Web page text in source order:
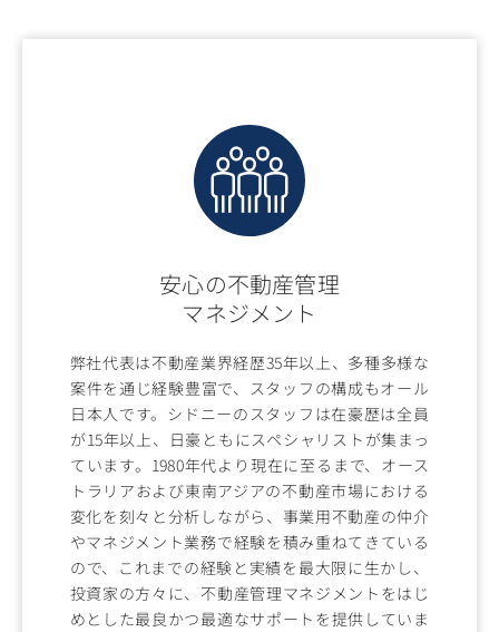
安心の不動産管理
マネジメント
弊社代表は不動産業界経歴35年以上、多種多様な
案件を通じ経験豊富で、スタッフの構成もオール
日本人です。シドニーのスタッフは在豪歴は全員
が15年以上、日豪ともにスペシャリストが集まっ
ています。1980年代より現在に至るまで、オース
トラリアおよび東南アジアの不動産市場における
変化を刻々と分析しながら、事業用不動産の仲介
やマネジメント業務で経験を積み重ねてきている
ので、これまでの経験と実績を最大限に生かし、
投資家の方々に、不動産管理マネジメントをはじ
めとした最良かつ最適なサポートを提供していま